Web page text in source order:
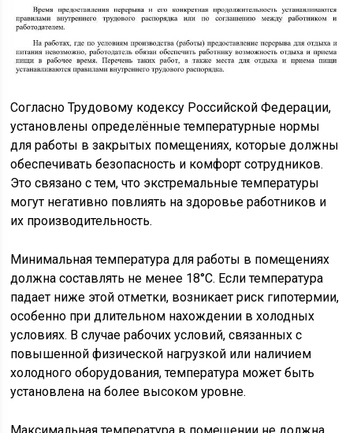
Согласно Трудовому кодексу Российской Федерации,
установлены определённые температурные нормы
для работы в закрытых помещениях, которые должны
обеспечивать безопасность и комфорт сотрудников.
Это связано с тем, что экстремальные температуры
могут негативно повлиять на здоровье работников и
их производительность.
Минимальная температура для работы в помещениях
должна составлять не менее 18°C. Если температура
падает ниже этой отметки, возникает риск гипотермии,
особенно при длительном нахождении в холодных
условиях. В случае рабочих условий, связанных с
повышенной физической нагрузкой или наличием
холодного оборудования, температура может быть
установлена на более высоком уровне.